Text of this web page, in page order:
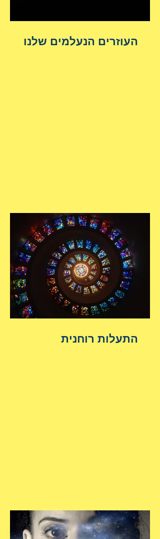
העוזרים הנעלמים שלנו
התעלות רוחנית